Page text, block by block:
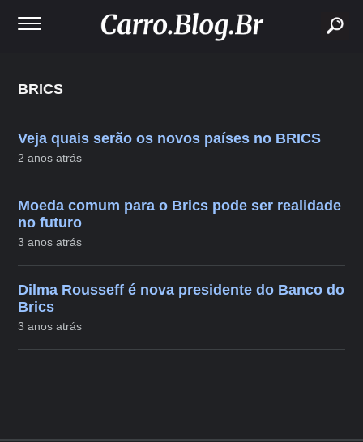
BRICS
Veja quais serão os novos países no BRICS
2 anos atrás
Moeda comum para o Brics pode ser realidade
no futuro
3 anos atrás
Dilma Rousseff é nova presidente do Banco do
Brics
3 anos atrás